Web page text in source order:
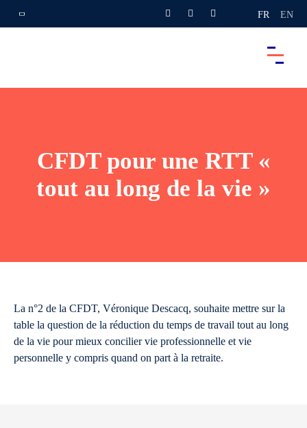
FR EN
CFDT pour une RTT «
tout au long de la vie »
La n°2 de la CFDT, Véronique Descacq, souhaite mettre sur la
table la question de la réduction du temps de travail tout au long
de la vie pour mieux concilier vie professionnelle et vie
personnelle y compris quand on part à la retraite.